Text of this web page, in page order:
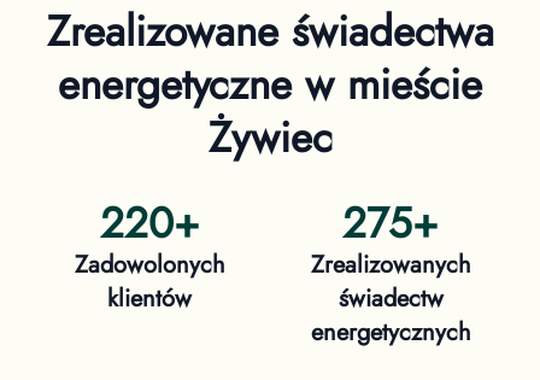
Zrealizowane świadectwa
energetyczne w mieście
Żywiec
220+
Zadowolonych
klientów
275+
Zrealizowanych
świadectw
energetycznych